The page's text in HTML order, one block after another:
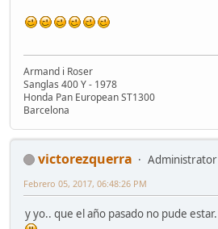
Armand i Roser
Sanglas 400 Y - 1978
Honda Pan European ST1300
Barcelona
victorezquerra
Administrator
Febrero 05, 2017, 06:48:26 PM
y yo.. que el año pasado no pude estar.